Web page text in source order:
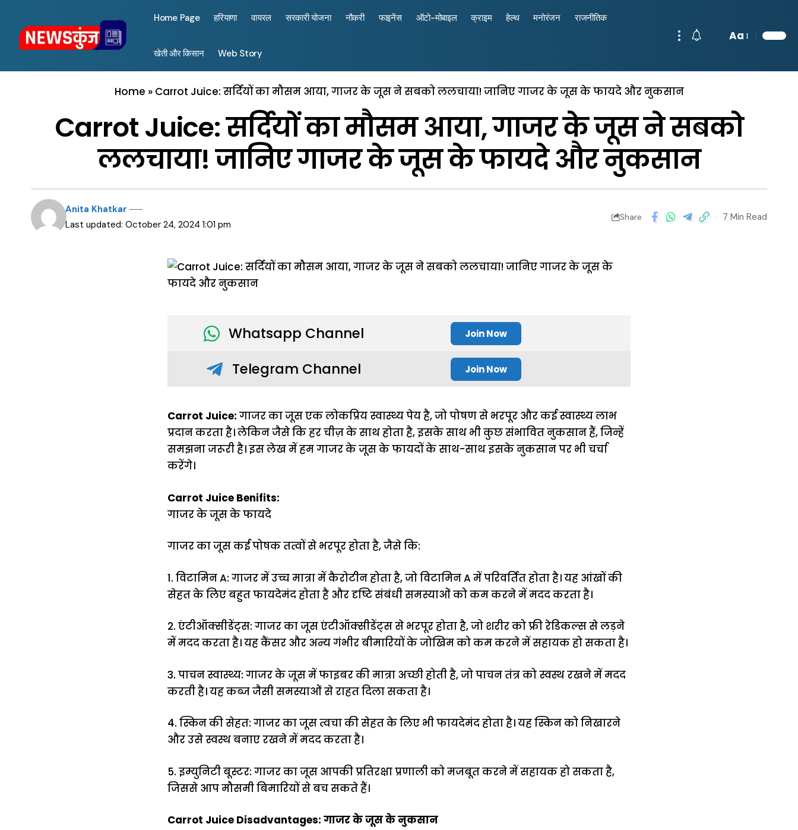
Home Page हरियाणा वायरल सरकारी योजना नौकरी फाइनेंस ऑटो-मोबाइल क्राइम हेल्थ मनोरंजन राजनीतिक
खेती और किसान Web Story
Aa
Home » Carrot Juice: सर्दियों का मौसम आया, गाजर के जूस ने सबको ललचाया! जानिए गाजर के जूस के फायदे और नुकसान
Carrot Juice: सर्दियों का मौसम आया, गाजर के जूस ने सबको
ललचाया! जानिए गाजर के जूस के फायदे और नुकसान
Last updated: October 24, 2024 1:01 pm
Anita Khatkar
Share 7 Min Read
Whatsapp Channel Join Now
Telegram Channel Join Now
Carrot Juice: गाजर का जूस एक लोकप्रिय स्वास्थ्य पेय है, जो पोषण से भरपूर और कई स्वास्थ्य लाभ
प्रदान करता है। लेकिन जैसे कि हर चीज़ के साथ होता है, इसके साथ भी कुछ संभावित नुकसान हैं, जिन्हें
समझना जरूरी है। इस लेख में हम गाजर के जूस के फायदों के साथ-साथ इसके नुकसान पर भी चर्चा
करेंगे।
Carrot Juice Benifits:
गाजर के जूस के फायदे
गाजर का जूस कई पोषक तत्वों से भरपूर होता है, जैसे कि:
1. विटामिन A: गाजर में उच्च मात्रा में कैरोटीन होता है, जो विटामिन A में परिवर्तित होता है। यह आंखों की
सेहत के लिए बहुत फायदेमंद होता है और दृष्टि संबंधी समस्याओं को कम करने में मदद करता है।
2. एंटीऑक्सीडेंट्स: गाजर का जूस एंटीऑक्सीडेंट्स से भरपूर होता है, जो शरीर को फ्री रेडिकल्स से लड़ने
में मदद करता है। यह कैंसर और अन्य गंभीर बीमारियों के जोखिम को कम करने में सहायक हो सकता है।
3. पाचन स्वास्थ्य: गाजर के जूस में फाइबर की मात्रा अच्छी होती है, जो पाचन तंत्र को स्वस्थ रखने में मदद
करती है। यह कब्ज जैसी समस्याओं से राहत दिला सकता है।
4. स्किन की सेहत: गाजर का जूस त्वचा की सेहत के लिए भी फायदेमंद होता है। यह स्किन को निखारने
और उसे स्वस्थ बनाए रखने में मदद करता है।
5. इम्युनिटी बूस्टर: गाजर का जूस आपकी प्रतिरक्षा प्रणाली को मजबूत करने में सहायक हो सकता है,
जिससे आप मौसमी बिमारियों से बच सकते हैं।
Carrot Juice Disadvantages: गाजर के जूस के नुकसान